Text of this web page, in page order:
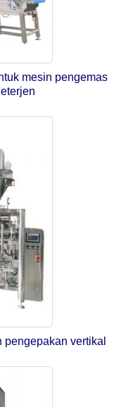
mesin pengemas
vertikal